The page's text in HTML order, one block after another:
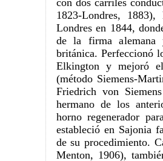
con dos carriles
1823-Londres,
Londres en 1844,
de la firma alemana
británica. Perfeccionó
Elkington y mejoró
(método Siemens-
Friedrich von
hermano de los
horno regenerador
estableció en Sajonia
de su procedimiento.
Menton, 1906),